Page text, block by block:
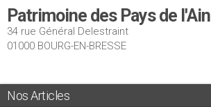
Patrimoine des Pays de l'Ain
34 rue Général Delestraint
01000 BOURG-EN-BRESSE
Nos Articles